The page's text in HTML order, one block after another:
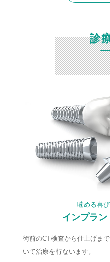
診
噛める喜
インプラン
術前のCT検査から仕上げま
いて治療を行ないます。